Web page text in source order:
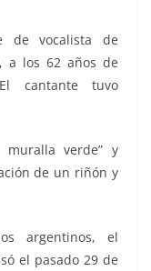
de vocalista de
a los 62 años de
cantante tuvo
verde” y
de un riñón y
argentinos, el
el pasado 29 de